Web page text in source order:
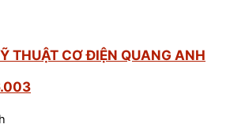
THUẬT CƠ ĐIỆN QUANG ANH